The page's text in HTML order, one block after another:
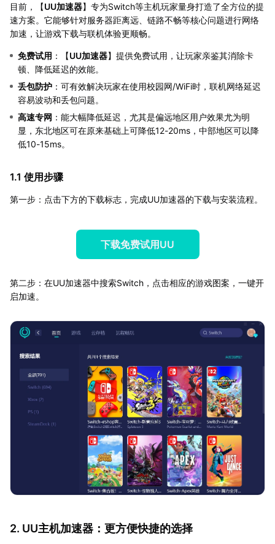
目前，【UU加速器】专为Switch等主机玩家量身打造了全方位的提
速方案。它能够针对服务器距离远、链路不畅等核心问题进行网络
加速，让游戏下载与联机体验更顺畅。
免费试用 ：【UU加速器】提供免费试用，让玩家亲鉴其消除卡
顿、降低延迟的效能。
丢包防护 ：可有效解决玩家在使用校园网/WiFi时，联机网络延迟
容易波动和丢包问题。
高速专网 ：能大幅降低延迟，尤其是偏远地区用户效果尤为明
显，东北地区可在原来基础上可降低12-20ms，中部地区可以降
低10-15ms。
1.1 使用步骤
第一步：点击下方的下载标志，完成UU加速器的下载与安装流程。
下载免费试用UU
第二步：在UU加速器中搜索Switch，点击相应的游戏图案，一键开
启加速。
2. UU主机加速器：更方便快捷的选择